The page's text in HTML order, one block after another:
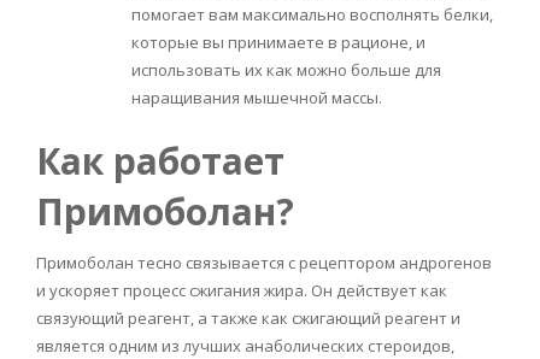
помогает вам максимально восполнять белки,
которые вы принимаете в рационе, и
использовать их как можно больше для
наращивания мышечной массы.
Как работает
Примоболан?
Примоболан тесно связывается с рецептором андрогенов
и ускоряет процесс сжигания жира. Он действует как
связующий реагент, а также как сжигающий реагент и
является одним из лучших анаболических стероидов,